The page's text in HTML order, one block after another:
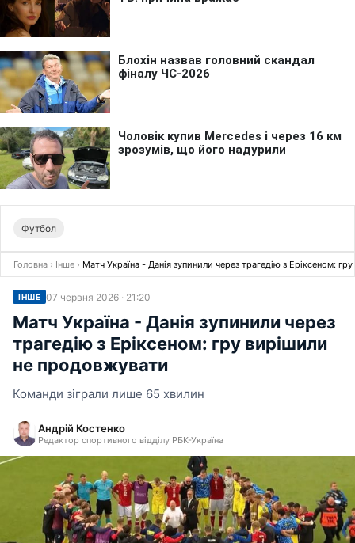
Футбол
Головна › Інше › Матч Україна - Данія зупинили через трагедію з Еріксеном:
ІНШЕ 07 червня 2026 · 21:20
Матч Україна - Данія зупинили через
трагедію з Еріксеном: гру вирішили
не продовжувати
Команди зіграли лише 65 хвилин
Андрій Костенко
Редактор спортивного відділу РБК-Україна